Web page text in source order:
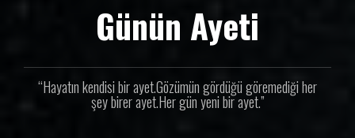
Günün Ayeti
“Hayatın kendisi bir ayet.Gözümün gördüğü göremediği her
şey birer ayet.Her gün yeni bir ayet.”